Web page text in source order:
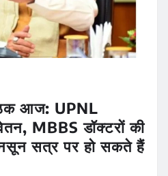
आज: UPNL
MBBS डॉक्टरों की
सत्र पर हो सकते हैं